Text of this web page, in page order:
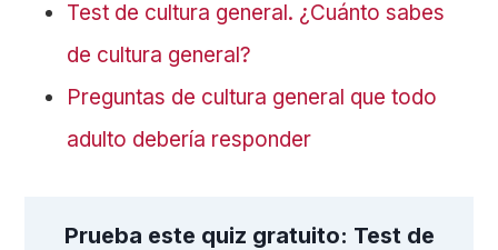
Test de cultura general. ¿Cuánto sabes
de cultura general?
Preguntas de cultura general que todo
adulto debería responder
Prueba este quiz gratuito: Test de